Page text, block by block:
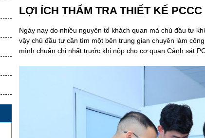
LỢI ÍCH THẨM TRA THIẾT KẾ PCCC
Ngày nay do nhiều nguyên tố khách quan mà chủ đầu tư
vậy chủ đầu tư cần tìm một bên trung gian chuyên làm
mình chuẩn chỉ nhất trước khi nộp cho cơ quan Cảnh sát